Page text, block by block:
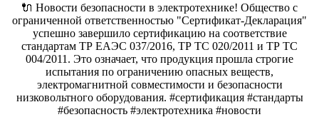
🔌 Новости безопасности в электротехнике! Общество с
ограниченной ответственностью "Сертификат-Декларация"
успешно завершило сертификацию на соответствие
стандартам ТР ЕАЭС 037/2016, ТР ТС 020/2011 и ТР ТС
004/2011. Это означает, что продукция прошла строгие
испытания по ограничению опасных веществ,
электромагнитной совместимости и безопасности
низковольтного оборудования. #сертификация #стандарты
#безопасность #электротехника #новости